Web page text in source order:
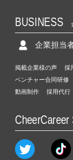
BUSINESS
企業担当
掲載企業様の声 採
ベンチャー合同研修
動画制作
採用代行
CheerCareer